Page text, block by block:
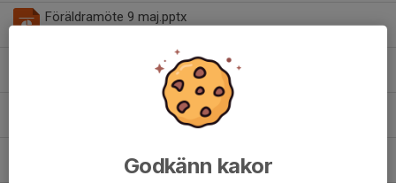
Föräldramöte 9 maj.pptx
Inbjudan Fotbollskolan 2016.pdf
Inbjudan sammandrag 10 juni -17.pdf
| Sammandrag Lindö 10 juni -17
| Inbjudan sammandrag 20 maj 2018
Godkänn kakor